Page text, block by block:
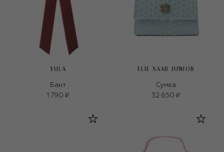
YULA
Бант
1 790 ₽
ELIE SAAB JUNIOR
Сумка
32 650 ₽